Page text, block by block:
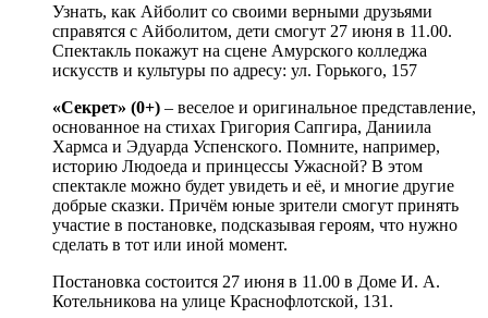
Узнать, как Айболит со своими верными друзьями
справятся с Айболитом, дети смогут 27 июня в 11.00.
Спектакль покажут на сцене Амурского колледжа
искусств и культуры по адресу: ул. Горького, 157
«Секрет» (0+) – веселое и оригинальное представление,
основанное на стихах Григория Сапгира, Даниила
Хармса и Эдуарда Успенского. Помните, например,
историю Людоеда и принцессы Ужасной? В этом
спектакле можно будет увидеть и её, и многие другие
добрые сказки. Причём юные зрители смогут принять
участие в постановке, подсказывая героям, что нужно
сделать в тот или иной момент.
Постановка состоится 27 июня в 11.00 в Доме И. А.
Котельникова на улице Краснофлотской, 131.